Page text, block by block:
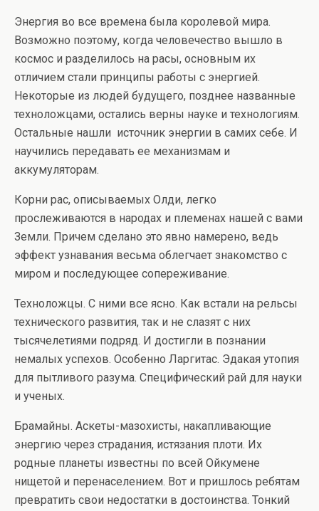
Энергия во все времена была королевой мира.
Возможно поэтому, когда человечество вышло в
космос и разделилось на расы, основным их
отличием стали принципы работы с энергией.
Некоторые из людей будущего, позднее названные
техноложцами, остались верны науке и технологиям.
Остальные нашли источник энергии в самих себе. И
научились передавать ее механизмам и
аккумуляторам.
Корни рас, описываемых Олди, легко
прослеживаются в народах и племенах нашей с вами
Земли. Причем сделано это явно намерено, ведь
эффект узнавания весьма облегчает знакомство с
миром и последующее сопереживание.
Техноложцы. С ними все ясно. Как встали на рельсы
технического развития, так и не слазят с них
тысячелетиями подряд. И достигли в познании
немалых успехов. Особенно Ларгитас. Эдакая утопия
для пытливого разума. Специфический рай для науки
и ученых.
Брамайны. Аскеты-мазохисты, накапливающие
энергию через страдания, истязания плоти. Их
родные планеты известны по всей Ойкумене
нищетой и перенаселением. Вот и пришлось ребятам
превратить свои недостатки в достоинства. Тонкий